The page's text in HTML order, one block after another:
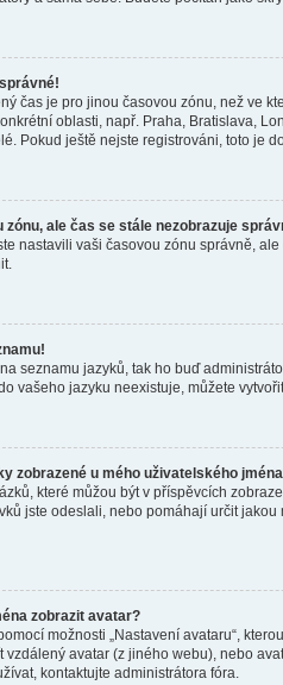
čas je pro jinou časovou zónu, než ve
oblasti, např. Praha, Bratislava,
Pokud ještě nejste registrováni, toto je
zónu, ale čas se stále nezobrazuje
nastavili vaši časovou zónu správně,
seznamu jazyků, tak ho buď
vašeho jazyku neexistuje, můžete
zobrazené u mého uživatelského
které můžou být v příspěvcích
jste odeslali, nebo pomáhají určit
zobrazit avatar?
možnosti „Nastavení avataru“,
vzdálený avatar (z jiného webu), nebo
kontaktujte administrátora fóra.